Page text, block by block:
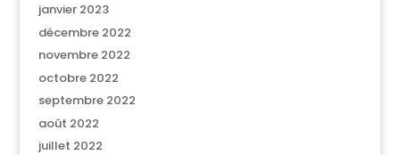
janvier 2023
décembre 2022
novembre 2022
octobre 2022
septembre 2022
août 2022
juillet 2022